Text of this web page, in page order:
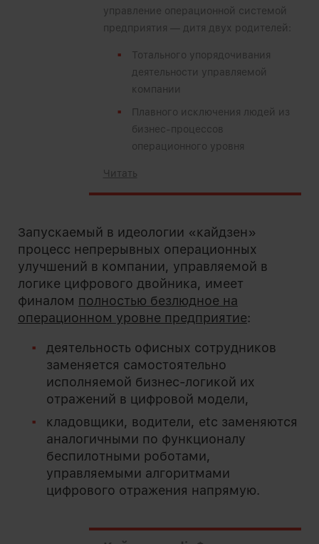
управление операционной системой
предприятия — дитя двух родителей:
Тотального упорядочивания
деятельности управляемой
компании
Плавного исключения людей из
бизнес-процессов
операционного уровня
Читать
Запускаемый в идеологии «кайдзен»
процесс непрерывных операционных
улучшений в компании, управляемой в
логике цифрового двойника, имеет
финалом полностью безлюдное на
операционном уровне предприятие:
деятельность офисных сотрудников
заменяется самостоятельно
исполняемой бизнес-логикой их
отражений в цифровой модели,
кладовщики, водители, etc заменяются
аналогичными по функционалу
беспилотными роботами,
управляемыми алгоритмами
цифрового отражения напрямую.